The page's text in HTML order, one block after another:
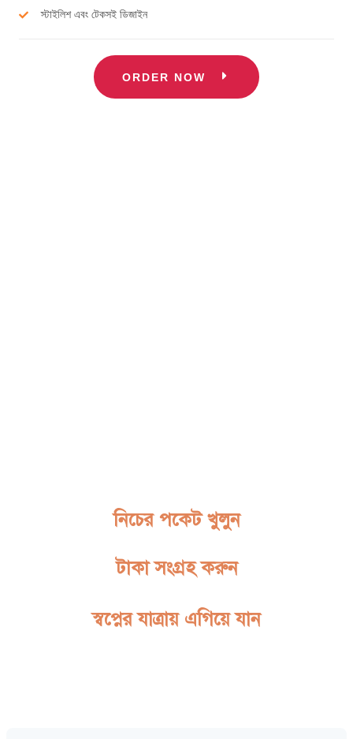
স্টাইলিশ এবং টেকসই ডিজাইন
ORDER NOW
নিচের পকেট খুলুন
টাকা সংগ্রহ করুন
স্বপ্নের যাত্রায় এগিয়ে যান